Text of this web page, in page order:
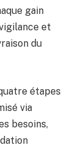
gain
et
du
étapes
via
besoins,